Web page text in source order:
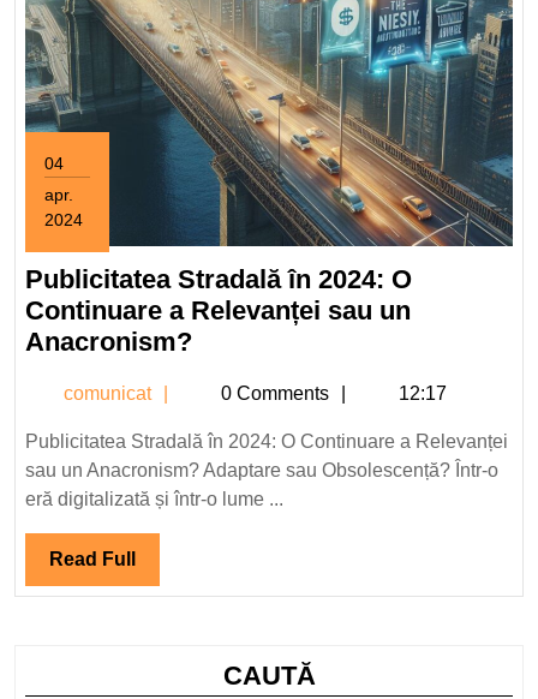
04
apr.
2024
aprilie
2024
Publicitatea Stradală în 2024: O
Continuare a Relevanței sau un
Anacronism?Publicitatea
2024:
O
Continuare
sau
comunicat comunicat
0 Comments 12:17
Publicitatea Stradală în 2024: O Continuare a Relevanței
sau un Anacronism? Adaptare sau Obsolescență? Într-o
eră digitalizată și într-o lume ...
Read Full Read
Full
CAUTĂ